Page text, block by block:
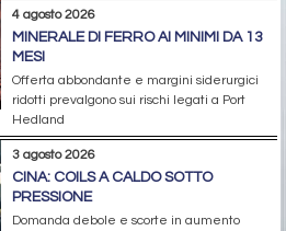
4 agosto 2026
MINERALE DI FERRO AI MINIMI DA 13
MESI
Offerta abbondante e margini siderurgici
ridotti prevalgono sui rischi legati a Port
Hedland
3 agosto 2026
CINA: COILS A CALDO SOTTO
PRESSIONE
Domanda debole e scorte in aumento